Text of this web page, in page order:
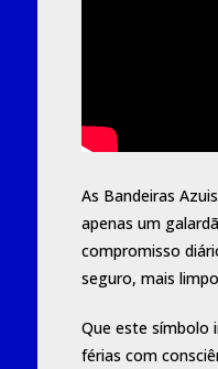
As Bandeiras
apenas um
compromisso
seguro, mais
Que este símbolo
férias com